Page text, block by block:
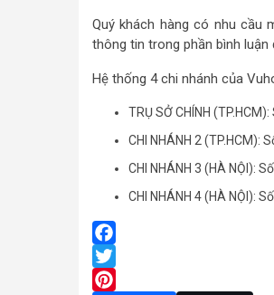
Quý khách hàng có nhu cầu
thông tin trong phần bình
Hệ thống 4 chi nhánh của
TRỤ SỞ CHÍNH
CHI NHÁNH 2 (TP.HCM):
CHI NHÁNH 3 (HÀ NỘI):
CHI NHÁNH 4 (HÀ NỘI):
Facebook
Twitter